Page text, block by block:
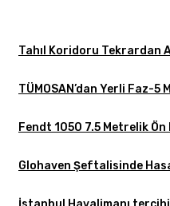
Tahıl Koridoru Tekrardan
TÜMOSAN’dan Yerli Faz-5
Fendt 1050 7.5 Metrelik
Glohaven Şeftalisinde